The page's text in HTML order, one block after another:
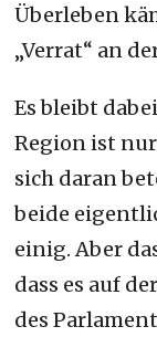
Überleben
„Verrat“ an
Es bleibt
Region ist
sich daran
beide
einig. Aber
dass es auf
des